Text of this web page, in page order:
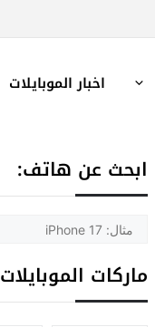
اخبار الموبايلات
ابحث عن هاتف:
ماركات الموبايلات